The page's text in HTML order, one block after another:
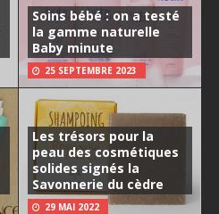
Soins bébé : on a testé
la gamme naturelle
Baby minute
25 SEPTEMBRE 2023
Les trésors pour la
peau des cosmétiques
solides signés la
Savonnerie du cèdre
29 MAI 2022